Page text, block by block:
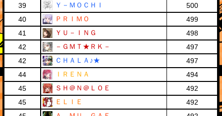
39
Ｙ－ＭＯＣＨＩ
500
40
ＰＲＩＭＯ
499
41
ＹＵ－ＩＮＧ
498
42
－ＧＭＴ★ＲＫ－
497
42
ＣＨＡＬＡ♪★
497
44
ＩＲＥＮＡ
494
45
ＳＨ＠Ｎ＠ＬＯＥ
492
45
ＥＬＩＥ
492